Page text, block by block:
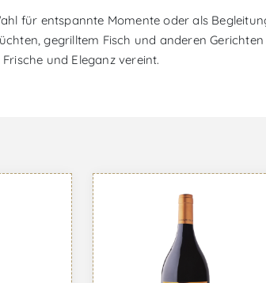
für entspannte Momente oder als
gegrilltem Fisch und anderen
und Eleganz vereint.